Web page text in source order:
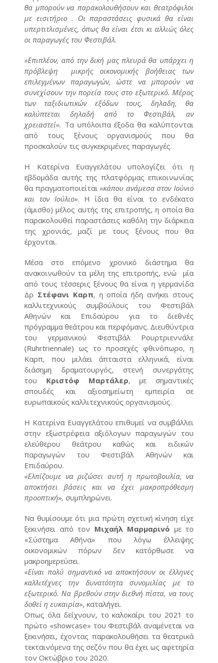
θα μπορούν να παρακολουθήσουν και θεατρόφιλοι
με εισιτήριο . Οι παραστάσεις φυσικά θα είναι
υπερτιτλισμένες, όπως θα είναι έτσι κι αλλιώς όλες
οι παραγωγές του Φεστιβάλ.
»Επιπλέον, από την δική μας πλευρά θα υπάρχει η
πρόβλεψη μικρής οικονομικής βοήθειας των
επιλεγμένων παραγωγών, ώστε να μπορούν να
συνεχίσουν την πορεία τους στο εξωτερικό. Μέρος
των ταξιδιωτικών εξόδων τους, δηλαδη, θα
καλύπτεται δηλαδή από το Φεστιβάλ, αν
χρειαστεί». Τα υπόλοιπα έξοδα θα καλύπτονται
από τους ξένους οργανισμούς που θα
προσκαλούν τις συγκεκριμένες παραγωγές.
Η Κατερίνα Ευαγγελάτου υπολογίζει ότι η
εβδομάδα αυτής της πλατφόρμας επικοινωνίας
θα πραγματοποιείται«κάπου ανάμεσα στον Ιούνιο
και τον Ιούλιο». Η ίδια θα είναι το ενδέκατο
(άμισθο) μέλος αυτής της επιτροπής, η οποία θα
παρακολουθεί παραστάσεις καθ΄όλη την διάρκεια
της χρονιάς, μαζί με τους ξένους που θα
έρχονται.
Μέσα στο επόμενο χρονικό διάστημα θα
ανακοινωθούν τα μέλη της επιτροπής, ενώ μία
από τους τέσσερις ξένους θα είναι η γερμανίδα
Δρ Στέφανι Καρπ, η οποία ήδη ανήκει στους
καλλιτεχνικούς συμβούλους του Φεστιβάλ
Αθηνών και Επιδαύρου για το διεθνές
πρόγραμμα θεάτρου και περφόμανς. Διευθύντρια
του γερμανικού Φεστιβάλ Ρουρτριεννάλε
(Ruhrtriennale) ως το προσεχές φθινόπωρο, η
Καρπ, που μιλάει άπταιστα ελληνικά, είναι
διάσημη δραματουργός, στενή συνεργάτης
του Κριστόφ Μαρτάλερ, με σημαντικές
σπουδές και αξιοσημείωτη εμπειρία σε
ευρωπαϊκούς καλλιτεχνικούς οργανισμούς.
Η Κατερίνα Ευαγγελάτου επιθυμεί να συμβάλλει
στην εξωστρέφεια αξιόλογων παραγωγών του
ελεύθερου θεάτρου καθώς και ειδικών
παραγωγών του Φεστιβάλ Αθηνών και
Επιδαύρου.
«Ελπίζουμε να ριζώσει αυτή η πρωτοβουλία, να
αποκτήσει βάσεις και να έχει μακροπρόθεσμη
προοπτική», συμπληρώνει.
Να θυμίσουμε ότι μια πρώτη σχετική κίνηση είχε
ξεκινήσει από τον Μιχαήλ Μαρμαρινό με το
«Σύστημα Αθήνα» που λόγω έλλειψης
οικονομικών πόρων δεν κατόρθωσε να
μακροημερεύσει.
«Είναι πολύ σημαντικό να αποκτήσουν οι έλληνες
καλλιτέχνες την δυνατότητα συνομιλίας με το
εξωτερικό. Να βρεθούν στην διεθνή πίστα, να τους
δοθεί η ευκαιρία», καταλήγει.
Οπως όλα δείχνουν, το καλοκαίρι του 2021 το
πρώτο «showcase» του Φεστιβάλ αναμένεται να
ξεκινήσει, έχοντας παρακολουθήσει τα θεατρικά
τεκταινόμενα της σεζόν που θα έχει ως αφετηρία
τον Οκτώβριο του 2020.